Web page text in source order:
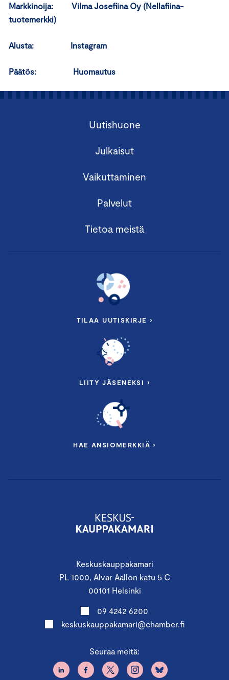
Markkinoija: Vilma Josefiina Oy (Nellafiina-
tuotemerkki)
Alusta: Instagram
Päätös: Huomautus
Keskuskauppakamari
PL 1000, Alvar Aallon katu 5 C
00101 Helsinki
09 4242 6200
keskuskauppakamari@chamber.fi
Seuraa meitä:
Uutishuone
Julkaisut
Vaikuttaminen
Palvelut
Tietoa meistä
TILAA UUTISKIRJE ›
LIITY JÄSENEKSI ›
HAE ANSIOMERKKIÄ ›